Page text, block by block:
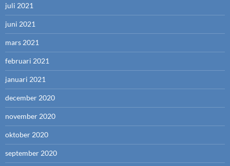
juli 2021
juni 2021
mars 2021
februari 2021
januari 2021
december 2020
november 2020
oktober 2020
september 2020